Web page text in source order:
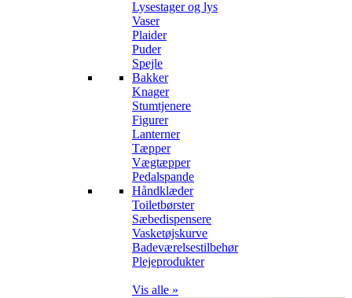
Lysestager og lys
Vaser
Plaider
Puder
Spejle
Bakker
Knager
Stumtjenere
Figurer
Lanterner
Tæpper
Vægtæpper
Pedalspande
Håndklæder
Toiletbørster
Sæbedispensere
Vasketøjskurve
Badeværelsestilbehør
Plejeprodukter
Vis alle »